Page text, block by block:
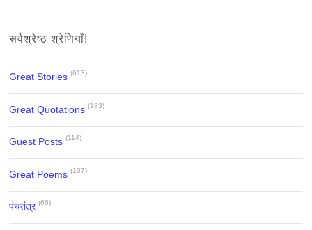
सर्वश्रेष्ठ श्रेणियाँ!
Great Stories (613)
Great Quotations (183)
Guest Posts (114)
Great Poems (107)
पंचतंत्र (66)